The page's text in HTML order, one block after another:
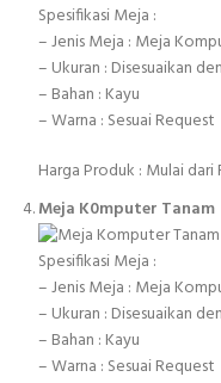
Spesifikasi Meja :
– Jenis Meja : Meja
– Ukuran : Disesuaikan
– Bahan : Kayu
– Warna : Sesuai Request
Harga Produk : Mulai dari
Meja K0mputer Tanam
Spesifikasi Meja :
– Jenis Meja : Meja
– Ukuran : Disesuaikan
– Bahan : Kayu
– Warna : Sesuai Request